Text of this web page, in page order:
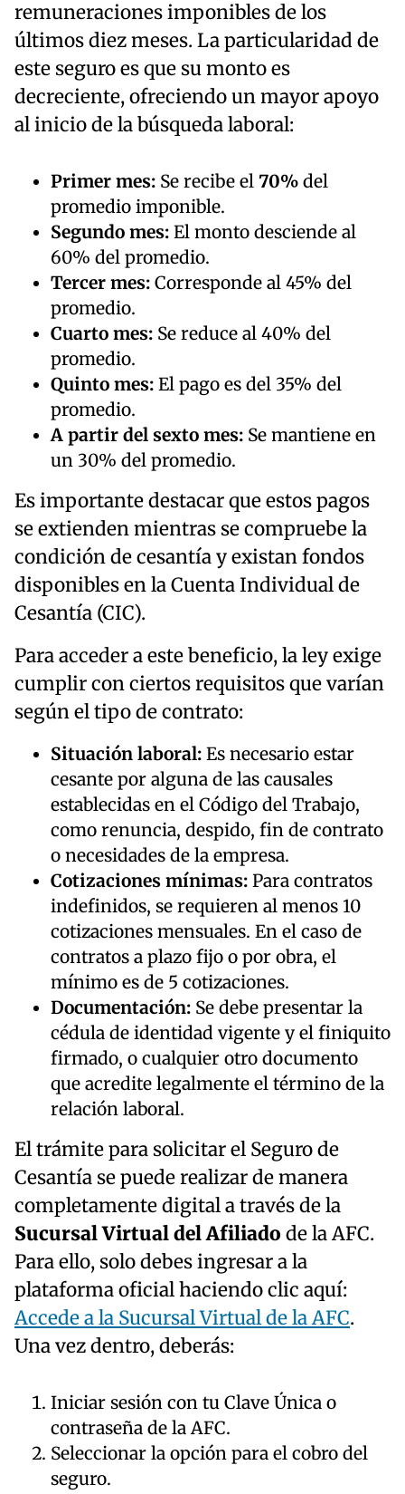
remuneraciones imponibles de los
últimos diez meses. La particularidad de
este seguro es que su monto es
decreciente, ofreciendo un mayor apoyo
al inicio de la búsqueda laboral:
Primer mes: Se recibe el 70% del
promedio imponible.
Segundo mes: El monto desciende al
60% del promedio.
Tercer mes: Corresponde al 45% del
promedio.
Cuarto mes: Se reduce al 40% del
promedio.
Quinto mes: El pago es del 35% del
promedio.
A partir del sexto mes: Se mantiene en
un 30% del promedio.
Es importante destacar que estos pagos
se extienden mientras se compruebe la
condición de cesantía y existan fondos
disponibles en la Cuenta Individual de
Cesantía (CIC).
Para acceder a este beneficio, la ley exige
cumplir con ciertos requisitos que varían
según el tipo de contrato:
Situación laboral: Es necesario estar
cesante por alguna de las causales
establecidas en el Código del Trabajo,
como renuncia, despido, fin de contrato
o necesidades de la empresa.
Cotizaciones mínimas: Para contratos
indefinidos, se requieren al menos 10
cotizaciones mensuales. En el caso de
contratos a plazo fijo o por obra, el
mínimo es de 5 cotizaciones.
Documentación: Se debe presentar la
cédula de identidad vigente y el finiquito
firmado, o cualquier otro documento
que acredite legalmente el término de la
relación laboral.
El trámite para solicitar el Seguro de
Cesantía se puede realizar de manera
completamente digital a través de la
Sucursal Virtual del Afiliado de la AFC.
Para ello, solo debes ingresar a la
plataforma oficial haciendo clic aquí:
Accede a la Sucursal Virtual de la AFC.
Una vez dentro, deberás:
Iniciar sesión con tu Clave Única o
contraseña de la AFC.
Seleccionar la opción para el cobro del
seguro.